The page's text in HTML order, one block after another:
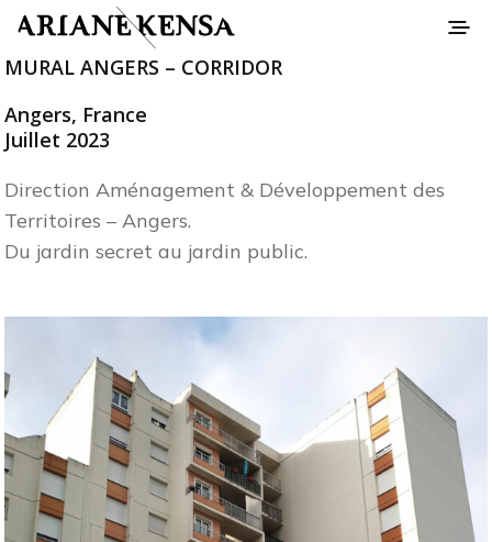
MURAL ANGERS – CORRIDOR
Angers, France
Juillet 2023
Direction Aménagement & Développement des
Territoires – Angers.
Du jardin secret au jardin public.